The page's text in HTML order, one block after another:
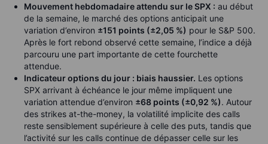
Mouvement hebdomadaire attendu sur le SPX : au début
de la semaine, le marché des options anticipait une
variation d’environ ±151 points (±2,05 %) pour le S&P 500.
Après le fort rebond observé cette semaine, l’indice a déjà
parcouru une part importante de cette fourchette
attendue.
Indicateur options du jour : biais haussier. Les options
SPX arrivant à échéance le jour même impliquent une
variation attendue d’environ ±68 points (±0,92 %). Autour
des strikes at-the-money, la volatilité implicite des calls
reste sensiblement supérieure à celle des puts, tandis que
l’activité sur les calls continue de dépasser celle sur les